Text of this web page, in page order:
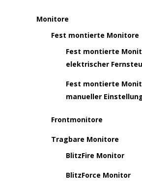
Monitore
Fest montierte Monitore
Fest montierte
elektrischer
Fest montierte
manueller
Frontmonitore
Tragbare Monitore
BlitzFire Monitor
BlitzForce Monitor